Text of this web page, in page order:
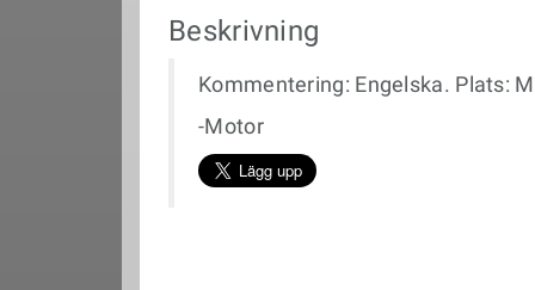
Beskrivning
Kommentering: Engelska. Plats:
-Motor